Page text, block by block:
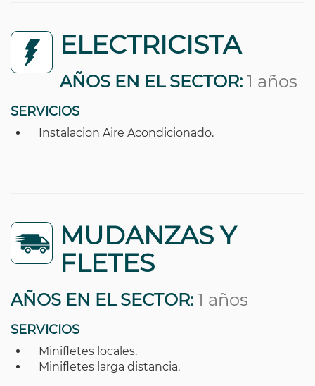
ELECTRICISTA
AÑOS EN EL SECTOR: 1 años
SERVICIOS
Instalacion Aire Acondicionado.
MUDANZAS Y
FLETES
AÑOS EN EL SECTOR: 1 años
SERVICIOS
Minifletes locales.
Minifletes larga distancia.